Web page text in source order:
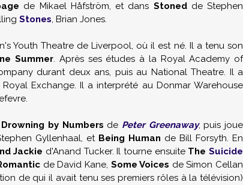
de Mikael Håfström, et dans Stoned de Stephen
Stones, Brian Jones.
Youth Theatre de Liverpool, où il est né. Il a tenu son
Summer. Après ses études à la Royal Academy of
durant deux ans, puis au National Theatre. Il a
Exchange. Il a interprété au Donmar Warehouse
Drowning by Numbers de Peter Greenaway, puis joue
Gyllenhaal, et Being Human de Bill Forsyth. En
Jackie d'Anand Tucker. Il tourne ensuite TheSuicide
de David Kane, Some Voices de Simon Cellan
de qui il avait tenu ses premiers rôles à la télévision)